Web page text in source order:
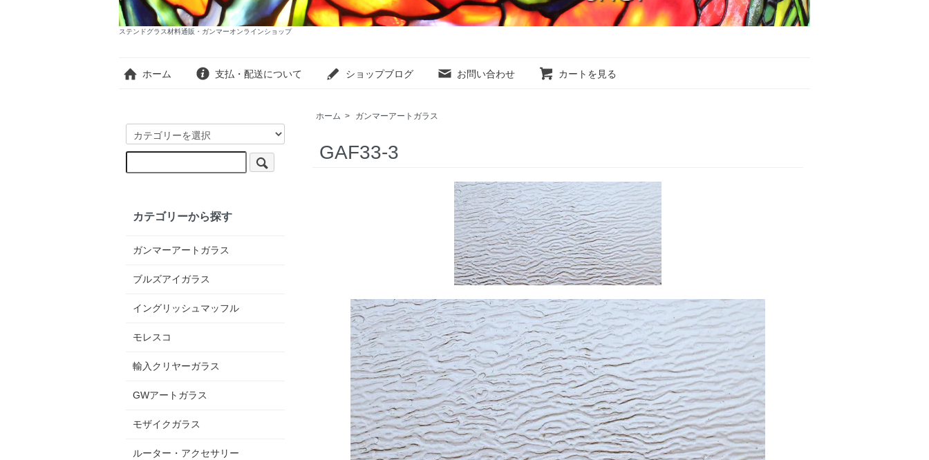
ステンドグラス材料通販・ガンマーオンラインショップ
ホーム 支払・配送について ショップブログ お問い合わせ カートを見る
ホーム > ガンマーアートガラス
GAF33-3
カテゴリーから探す
ガンマーアートガラス
ブルズアイガラス
イングリッシュマッフル
モレスコ
輸入クリヤーガラス
GWアートガラス
モザイクガラス
ルーター・アクセサリー